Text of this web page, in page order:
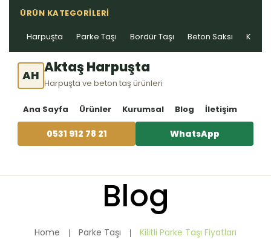
ÜRÜN KATEGORILERI
Harpuşta Parke Taşı Bordür Taşı Beton Saksı Kablo
AH Aktaş Harpuşta
Harpuşta ve beton taş ürünleri
Ana Sayfa Ürünler Kurumsal Blog İletişim
0531 912 78 21 WhatsApp
Blog
Home Parke Taşı Kilitli Parke Taşı Fiyatları